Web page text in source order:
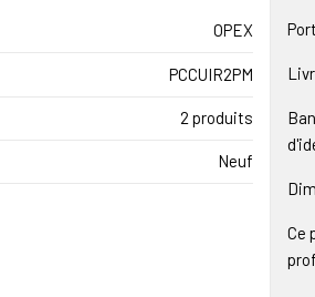
OPEX
PCCUIR2PM
2 produits
Neuf
Ce